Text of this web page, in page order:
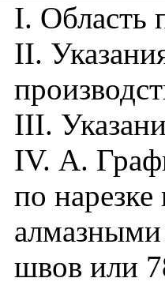
I. Область
II.
III.
IV. А.
по
алмазными
швов или